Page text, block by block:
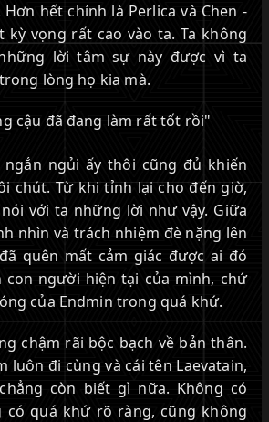
hết chính là Perlica và Chen -
kỳ vọng rất cao vào ta. Ta không
lời tâm sự này được vì ta
lòng họ kia mà.
cậu đã đang làm rất tốt rồi"
ngủi ấy thôi cũng đủ khiến
chút. Từ khi tỉnh lại cho đến giờ,
với ta những lời như vậy. Giữa
nhìn và trách nhiệm đè nặng lên
quên mất cảm giác được ai đó
con người hiện tại của mình, chứ
của Endmin trong quá khứ.
chậm rãi bộc bạch về bản thân.
luôn đi cùng và cái tên Laevatain,
còn biết gì nữa. Không có
có quá khứ rõ ràng, cũng không